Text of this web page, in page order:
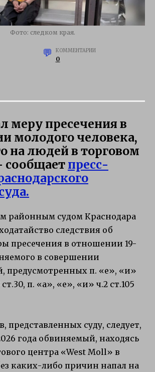
Фото: следком края.
КОММЕНТАРИИ
0
меру пресечения в
молодого человека,
на людей в торговом
сообщает пресс-
районным судом Краснодара
следствия об
пресечения в отношении 19-
в совершении
предусмотренных п. «е», «и»
ст.30, п. «а», «е», «и» ч.2 ст.105
представленных суду, следует,
года обвиняемый, находясь
центра «West Moll» в
каких-либо причин напал на